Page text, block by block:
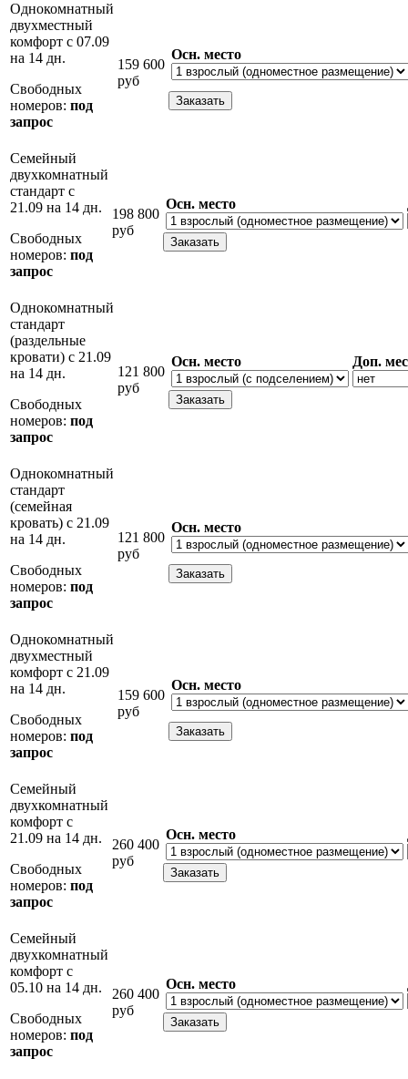
Однокомнатный
двухместный
комфорт с 07.09
на 14 дн.
Свободных
номеров: под
запрос
159 600
руб
Осн. место
Семейный
двухкомнатный
стандарт с
21.09 на 14 дн.
Свободных
номеров: под
запрос
198 800
руб
Осн. место
Однокомнатный
стандарт
(раздельные
кровати) с 21.09
на 14 дн.
Свободных
номеров: под
запрос
121 800
руб
Осн. место Доп.
Однокомнатный
стандарт
(семейная
кровать) с 21.09
на 14 дн.
Свободных
номеров: под
запрос
121 800
руб
Осн. место
Однокомнатный
двухместный
комфорт с 21.09
на 14 дн.
Свободных
номеров: под
запрос
159 600
руб
Осн. место
Семейный
двухкомнатный
комфорт с
21.09 на 14 дн.
Свободных
номеров: под
запрос
260 400
руб
Осн. место
Семейный
двухкомнатный
комфорт с
05.10 на 14 дн.
Свободных
номеров: под
запрос
260 400
руб
Осн. место